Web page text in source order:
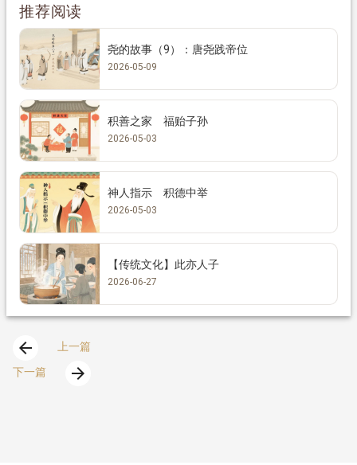
推荐阅读
尧的故事（9）：唐尧践帝位
2026-05-09
积善之家 福贻子孙
2026-05-03
神人指示 积德中举
2026-05-03
【传统文化】此亦人子
2026-06-27
arrow_back
上一篇
下一篇
arrow_forward